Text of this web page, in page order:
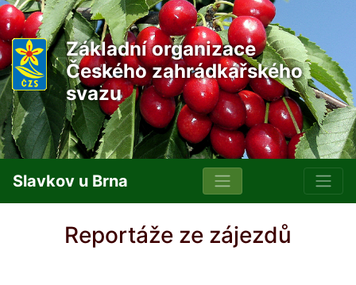
Základní organizace
Českého zahrádkářského
svazu
Slavkov u Brna
Reportáže ze zájezdů